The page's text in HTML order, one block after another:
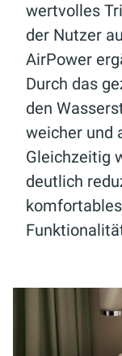
wertvolles
der Nutzer
AirPower
Durch das
den
weicher und
Gleichzeitig
deutlich